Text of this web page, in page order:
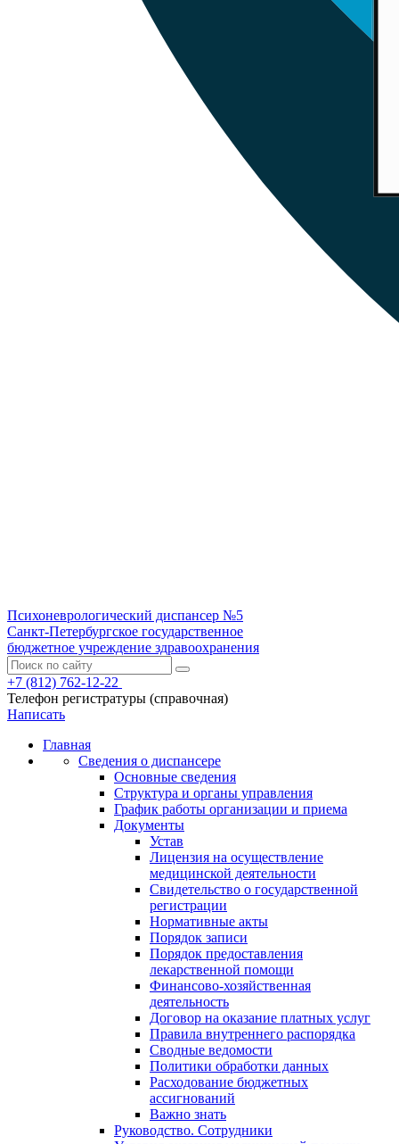
Психоневрологический диспансер №5
Санкт-Петербургское государственное
бюджетное учреждение здравоохранения
+7 (812) 762-12-22
Телефон регистратуры (справочная)
Написать
Главная
Сведения о диспансере
Основные сведения
Структура и органы управления
График работы организации и приема
Документы
Устав
Лицензия на осуществление
медицинской деятельности
Свидетельство о государственной
регистрации
Нормативные акты
Порядок записи
Порядок предоставления
лекарственной помощи
Финансово-хозяйственная
деятельность
Договор на оказание платных услуг
Правила внутреннего распорядка
Сводные ведомости
Политики обработки данных
Расходование бюджетных
ассигнований
Важно знать
Руководство. Сотрудники